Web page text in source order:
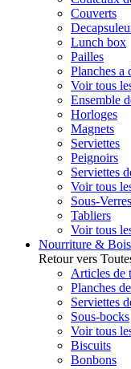
Couverts
Lunch box
Pailles
Planches a
Voir tous
Ensemble
Horloges
Magnets
Serviettes
Peignoirs
Serviettes
Voir tous
Sous-Verres
Tabliers
Voir tous
Nourriture &
Retour vers
Articles de
Planches
Serviettes
Sous-bocks
Voir tous
Biscuits
Bonbons